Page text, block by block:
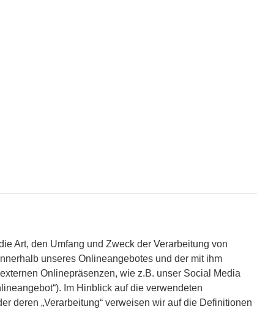
Art, den Umfang und Zweck der Verarbeitung von
unseres Onlineangebotes und der mit ihm
Onlinepräsenzen, wie z.B. unser Social Media
Im Hinblick auf die verwendeten
deren „Verarbeitung“ verweisen wir auf die Definitionen